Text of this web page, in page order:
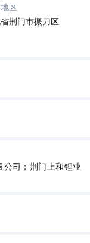
区
荆门市掇刀区
司；荆门上和锂业